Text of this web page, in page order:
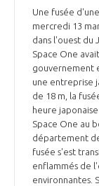
Une fusée
mercredi 13
dans l'ouest du
Space One
gouvernement
une entreprise
de 18 m, la
heure
Space One au
département
fusée s'est
enflammés de
environnantes.